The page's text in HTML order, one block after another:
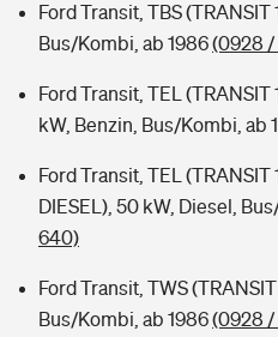
Ford Transit, TBS (TRANSIT
Bus/Kombi, ab 1986(0928 /
Ford Transit, TEL
kW, Benzin, Bus/Kombi, ab
Ford Transit, TEL (TRANSIT
DIESEL), 50 kW, Diesel,
640)
Ford Transit, TWS
Bus/Kombi, ab 1986(0928 /